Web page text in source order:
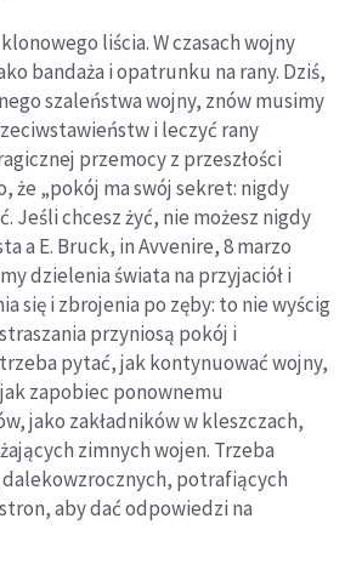
liścia. W czasach wojny
bandaża i opatrunku na rany. Dziś,
szaleństwa wojny, znów musimy
i leczyć rany
przemocy z przeszłości
że „pokój ma swój sekret: nigdy
Jeśli chcesz żyć, nie możesz nigdy
a E. Bruck, in Avvenire, 8 marzo
dzielenia świata na przyjaciół i
się i zbrojenia po zęby: to nie wyścig
przyniosą pokój i
pytać, jak kontynuować wojny,
zapobiec ponownemu
jako zakładników w kleszczach,
zimnych wojen. Trzeba
potrafiących
aby dać odpowiedzi na